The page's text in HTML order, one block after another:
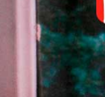
es
- Anos